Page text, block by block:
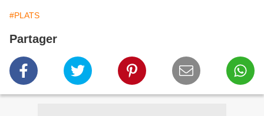
#PLATS
Partager